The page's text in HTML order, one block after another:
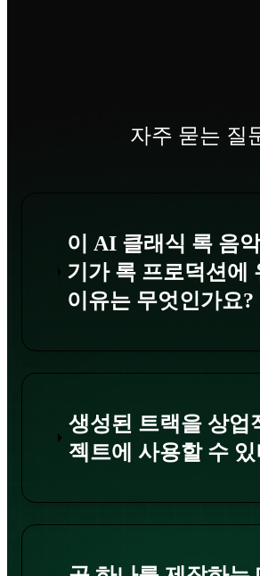
자주 묻는 질
이 AI 클래식 록 음
기가 록 프로덕션에
이유는 무엇인가요?
생성된 트랙을 상업
젝트에 사용할 수 있